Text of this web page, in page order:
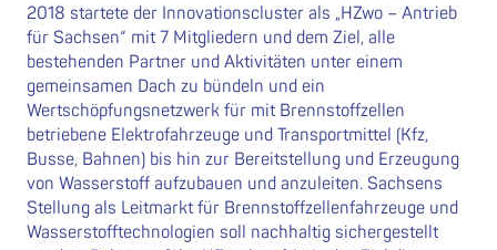
2018 startete der Innovationscluster als „HZwo – Antrieb
für Sachsen“ mit 7 Mitgliedern und dem Ziel, alle
bestehenden Partner und Aktivitäten unter einem
gemeinsamen Dach zu bündeln und ein
Wertschöpfungsnetzwerk für mit Brennstoffzellen
betriebene Elektrofahrzeuge und Transportmittel (Kfz,
Busse, Bahnen) bis hin zur Bereitstellung und Erzeugung
von Wasserstoff aufzubauen und anzuleiten. Sachsens
Stellung als Leitmarkt für Brennstoffzellenfahrzeuge und
Wasserstofftechnologien soll nachhaltig sichergestellt